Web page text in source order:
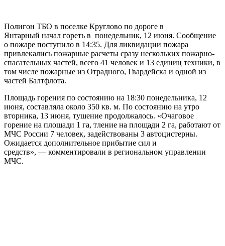
Полигон ТБО в поселке Круглово по дороге в
Янтарный начал гореть в понедельник, 12 июня. Сообщение
о пожаре поступило в 14:35. Для ликвидации пожара
привлекались пожарные расчеты сразу нескольких пожарно-
спасательных частей, всего 41 человек и 13 единиц техники, в
том числе пожарные из Отрадного, Гвардейска и одной из
частей Балтфлота.
Площадь горения по состоянию на 18:30 понедельника, 12
июня, составляла около 350 кв. м. По состоянию на утро
вторника, 13 июня, тушение продолжалось. «Очаговое
горение на площади 1 га, тление на площади 2 га, работают от
МЧС России 7 человек, задействованы 3 автоцистерны.
Ожидается дополнительное прибытие сил и
средств», — комментировали в региональном управлении
МЧС.